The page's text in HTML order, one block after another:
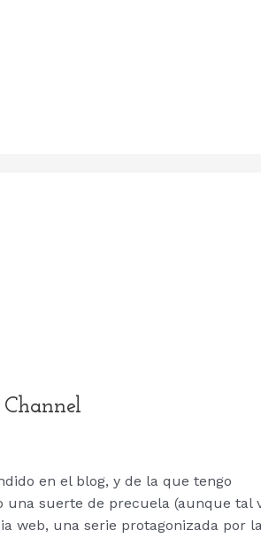
en el blog, y de la que tengo
suerte de precuela (aunque tal
web, una serie protagonizada por